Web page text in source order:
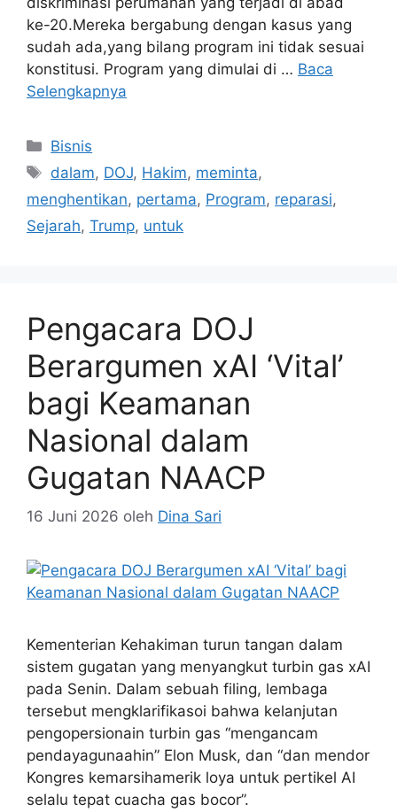
ke-20.Mereka bergabung dengan kasus yang
sudah ada,yang bilang program ini tidak sesuai
konstitusi. Program yang dimulai di … Baca
Selengkapnya
Kategori
Bisnis
Tag
dalam, DOJ, Hakim, meminta,
menghentikan, pertama, Program, reparasi,
Sejarah, Trump, untuk
Pengacara DOJ
Berargumen xAI ‘Vital’
bagi Keamanan
Nasional dalam
Gugatan NAACP
16 Juni 2026 oleh Dina Sari
Kementerian Kehakiman turun tangan dalam
sistem gugatan yang menyangkut turbin gas xAI
pada Senin. Dalam sebuah filing, lembaga
tersebut mengklarifikasoi bahwa kelanjutan
pengopersionain turbin gas “mengancam
pendayagunaahin” Elon Musk, dan “dan mendor
Kongres kemarsihamerik loya untuk pertikel AI
selalu tepat cuacha gas bocor”.